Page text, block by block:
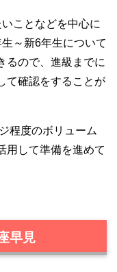
ことなどを中心に
～新6年生について
るので、進級までに
て確認をすることが
程度のボリューム
用して準備を進めて
早見